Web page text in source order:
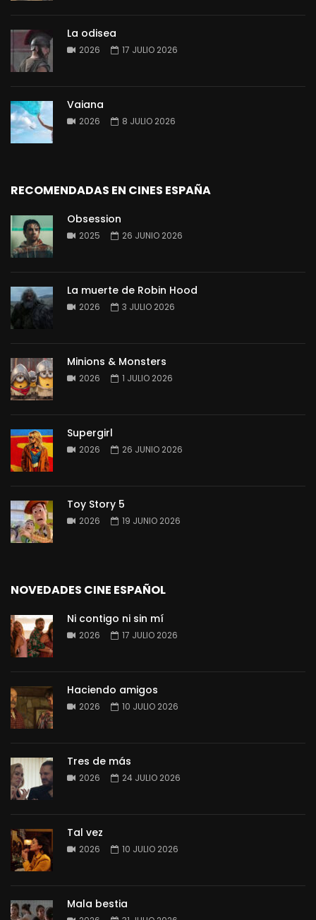
La odisea
2026 17 JULIO 2026
Vaiana
2026 8 JULIO 2026
RECOMENDADAS EN CINES ESPAÑA
Obsession
2025 26 JUNIO 2026
La muerte de Robin Hood
2026 3 JULIO 2026
Minions & Monsters
2026 1 JULIO 2026
Supergirl
2026 26 JUNIO 2026
Toy Story 5
2026 19 JUNIO 2026
NOVEDADES CINE ESPAÑOL
Ni contigo ni sin mí
2026 17 JULIO 2026
Haciendo amigos
2026 10 JULIO 2026
Tres de más
2026 24 JULIO 2026
Tal vez
2026 10 JULIO 2026
Mala bestia